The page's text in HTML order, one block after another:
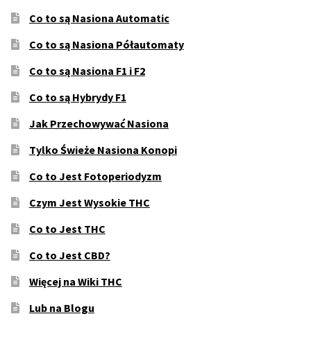
Co to są Nasiona Automatic
Co to są Nasiona Półautomaty
Co to są Nasiona F1 i F2
Co to są Hybrydy F1
Jak Przechowywać Nasiona
Tylko Świeże Nasiona Konopi
Co to Jest Fotoperiodyzm
Czym Jest Wysokie THC
Co to Jest THC
Co to Jest CBD?
Więcej na Wiki THC
Lub na Blogu